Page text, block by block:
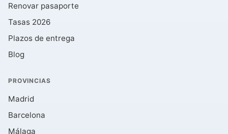
Renovar pasaporte
Tasas 2026
Plazos de entrega
Blog
PROVINCIAS
Madrid
Barcelona
Málaga